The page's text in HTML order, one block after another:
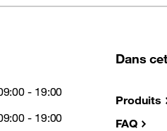
- 19:00
- 19:00
Dans
Produits
FAQ